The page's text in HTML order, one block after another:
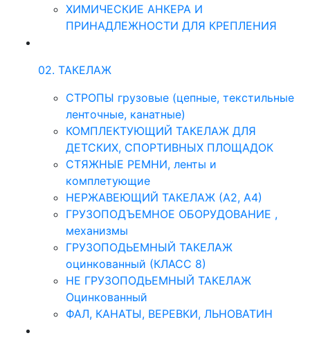
ХИМИЧЕСКИЕ АНКЕРА И
ПРИНАДЛЕЖНОСТИ ДЛЯ КРЕПЛЕНИЯ
02. ТАКЕЛАЖ
СТРОПЫ грузовые (цепные, текстильные
ленточные, канатные)
КОМПЛЕКТУЮЩИЙ ТАКЕЛАЖ ДЛЯ
ДЕТСКИХ, СПОРТИВНЫХ ПЛОЩАДОК
СТЯЖНЫЕ РЕМНИ, ленты и
комплетующие
НЕРЖАВЕЮЩИЙ ТАКЕЛАЖ (А2, А4)
ГРУЗОПОДЪЕМНОЕ ОБОРУДОВАНИЕ ,
механизмы
ГРУЗОПОДЬЕМНЫЙ ТАКЕЛАЖ
оцинкованный (КЛАСС 8)
НЕ ГРУЗОПОДЬЕМНЫЙ ТАКЕЛАЖ
Оцинкованный
ФАЛ, КАНАТЫ, ВЕРЕВКИ, ЛЬНОВАТИН